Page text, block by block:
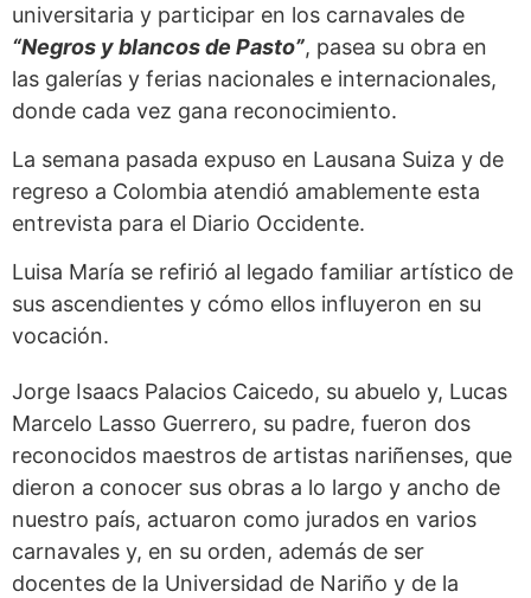
universitaria y participar en los carnavales de
“Negros y blancos de Pasto”, pasea su obra en
las galerías y ferias nacionales e internacionales,
donde cada vez gana reconocimiento.
La semana pasada expuso en Lausana Suiza y de
regreso a Colombia atendió amablemente esta
entrevista para el Diario Occidente.
Luisa María se refirió al legado familiar artístico de
sus ascendientes y cómo ellos influyeron en su
vocación.
Jorge Isaacs Palacios Caicedo, su abuelo y, Lucas
Marcelo Lasso Guerrero, su padre, fueron dos
reconocidos maestros de artistas nariñenses, que
dieron a conocer sus obras a lo largo y ancho de
nuestro país, actuaron como jurados en varios
carnavales y, en su orden, además de ser
docentes de la Universidad de Nariño y de la